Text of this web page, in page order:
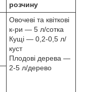
розчину
Овочеві та квіткові
к-ри — 5 л/сотка
Кущі — 0,2-0,5 л/
куст
Плодові дерева —
2-5 л/дерево